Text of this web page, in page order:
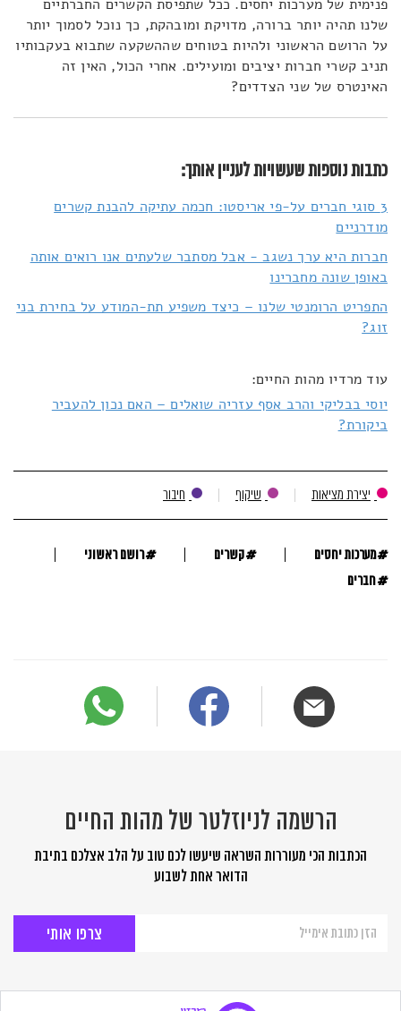
פנימית של מערכות יחסים. ככל שתפיסת הקשרים החברתיים
שלנו תהיה יותר ברורה, מדויקת ומובהקת, כך נוכל לסמוך יותר
על הרושם הראשוני ולהיות בטוחים שההשקעה שתבוא בעקבותיו
תניב קשרי חברות יציבים ומועילים. אחרי הכול, האין זה
האינטרס של שני הצדדים?
כתבות נוספות שעשויות לעניין אותך:
3 סוגי חברים על-פי אריסטו: חכמה עתיקה להבנת קשרים
מודרניים
חברות היא ערך נשגב - אבל מסתבר שלעתים אנו רואים אותה
באופן שונה מחברינו
התפריט הרומנטי שלנו – כיצד משפיע תת-המודע על בחירת בני
זוג?
עוד מרדיו מהות החיים:
יוסי בבליקי והרב אסף עזריה שואלים – האם נכון להעביר
ביקורת?
יצירת מציאות שיקוף חיבור
#מערכות יחסים #קשרים #רושם ראשוני
#חברים
הרשמה לניוזלטר של מהות החיים
הכתבות הכי מעוררות השראה שיעשו לכם טוב על הלב אצלכם בתיבת
הדואר אחת לשבוע
לניוזלטר
החיים